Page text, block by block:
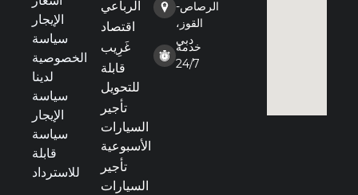
الإيجار
سياسة
الخصوصية
لدينا
سياسة
الإيجار
سياسة
قابلة
للاسترداد
الرباعي
اقتصاد
غَرِيب
قابلة
للتحويل
تأجير
السيارات
الأسبوعية
تأجير
السيارات
الرصاص-
القوز،
دبي
خدمة
24/7